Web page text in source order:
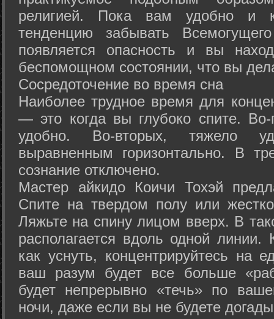
религией. Пока вам удобно и
тенденцию забывать
появляется опасность и вы
беспомощном состоянии, что вы
Сосредоточение во время сна
Наиболее трудное время для
— это когда вы глубоко спите.
удобно. Во-вторых, тяжело
выравненным горизонтально. В
сознание отключено.
Мастер айкидо Коичи Тохэй
Спите на твердом полу или
Ляжьте на спину лицом вверх. В
располагается вдоль одной
как уснуть, концентрируйтесь на
ваш разум будет все больше
будет непрерывно «течь» по
ночи, даже если вы не будете